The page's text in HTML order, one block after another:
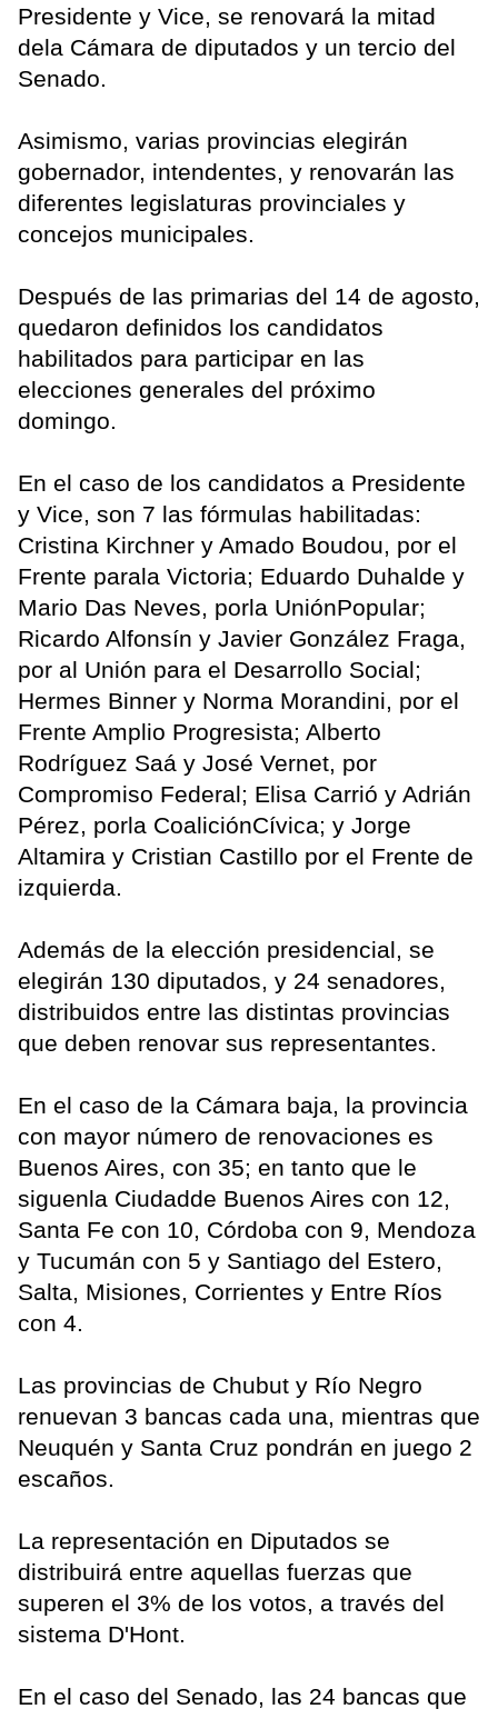
Presidente y Vice, se renovará la mitad
dela Cámara de diputados y un tercio del
Senado.
Asimismo, varias provincias elegirán
gobernador, intendentes, y renovarán las
diferentes legislaturas provinciales y
concejos municipales.
Después de las primarias del 14 de agosto,
quedaron definidos los candidatos
habilitados para participar en las
elecciones generales del próximo
domingo.
En el caso de los candidatos a Presidente
y Vice, son 7 las fórmulas habilitadas:
Cristina Kirchner y Amado Boudou, por el
Frente parala Victoria; Eduardo Duhalde y
Mario Das Neves, porla UniónPopular;
Ricardo Alfonsín y Javier González Fraga,
por al Unión para el Desarrollo Social;
Hermes Binner y Norma Morandini, por el
Frente Amplio Progresista; Alberto
Rodríguez Saá y José Vernet, por
Compromiso Federal; Elisa Carrió y Adrián
Pérez, porla CoaliciónCívica; y Jorge
Altamira y Cristian Castillo por el Frente de
izquierda.
Además de la elección presidencial, se
elegirán 130 diputados, y 24 senadores,
distribuidos entre las distintas provincias
que deben renovar sus representantes.
En el caso de la Cámara baja, la provincia
con mayor número de renovaciones es
Buenos Aires, con 35; en tanto que le
siguenla Ciudadde Buenos Aires con 12,
Santa Fe con 10, Córdoba con 9, Mendoza
y Tucumán con 5 y Santiago del Estero,
Salta, Misiones, Corrientes y Entre Ríos
con 4.
Las provincias de Chubut y Río Negro
renuevan 3 bancas cada una, mientras que
Neuquén y Santa Cruz pondrán en juego 2
escaños.
La representación en Diputados se
distribuirá entre aquellas fuerzas que
superen el 3% de los votos, a través del
sistema D'Hont.
En el caso del Senado, las 24 bancas que